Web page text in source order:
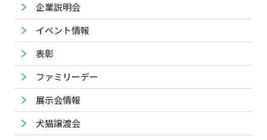
企業説明会
イベント情報
表彰
ファミリーデー
展示会情報
犬猫譲渡会